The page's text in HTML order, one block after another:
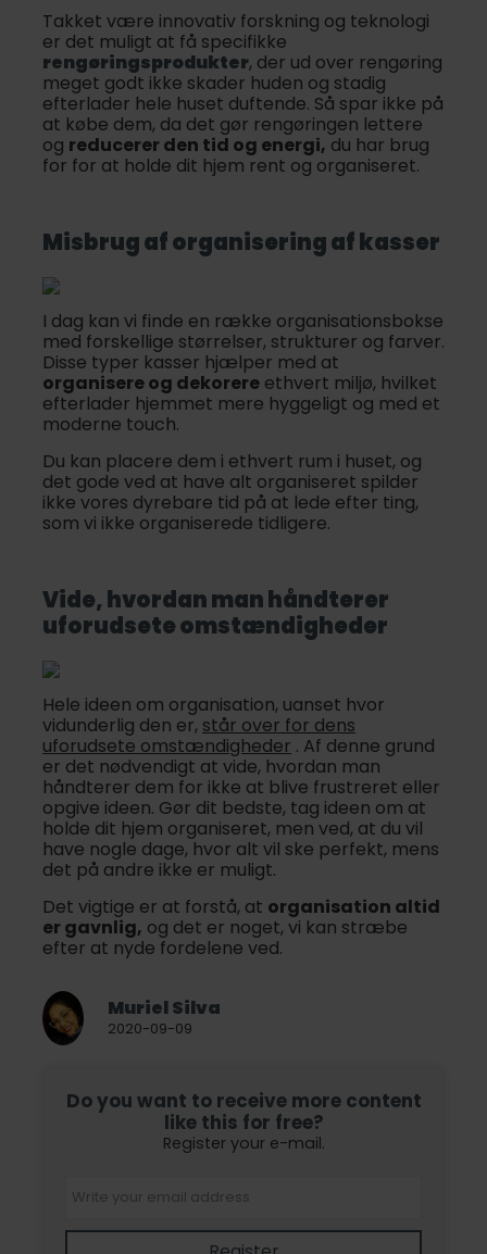
Takket være innovativ forskning og teknologi
er det muligt at få specifikke
rengøringsprodukter, der ud over rengøring
meget godt ikke skader huden og stadig
efterlader hele huset duftende. Så spar ikke på
at købe dem, da det gør rengøringen lettere
og reducerer den tid og energi, du har brug
for for at holde dit hjem rent og organiseret.
Misbrug aforganiseringaf kasser
I dag kan vi finde en række organisationsbokse
med forskellige størrelser, strukturer og farver.
Disse typer kasser hjælper med at
organisere og dekorere ethvert miljø, hvilket
efterlader hjemmet mere hyggeligt og med et
moderne touch.
Du kan placere dem i ethvert rum i huset, og
det gode ved at have alt organiseret spilder
ikke vores dyrebare tid på at lede efter ting,
som vi ikke organiserede tidligere.
Vide, hvordan man håndterer
uforudsete omstændigheder
Hele ideen om organisation, uanset hvor
vidunderlig den er, står over for dens
uforudsete omstændigheder . Af denne grund
er det nødvendigt at vide, hvordan man
håndterer dem for ikke at blive frustreret eller
opgive ideen. Gør dit bedste, tag ideen om at
holde dit hjem organiseret, men ved, at du vil
have nogle dage, hvor alt vil ske perfekt, mens
det på andre ikke er muligt.
Det vigtige er at forstå, at organisation altid
er gavnlig, og det er noget, vi kan stræbe
efter at nyde fordelene ved.
Muriel Silva
2020-09-09
Do you want to receive more content
like this for free?
Register your e-mail.